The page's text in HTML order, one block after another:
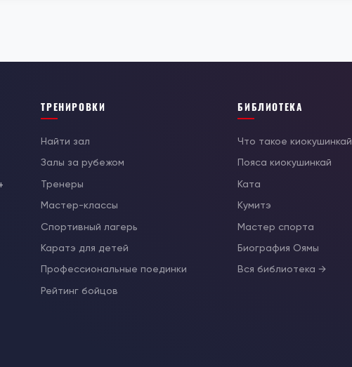
ТРЕНИРОВКИ
Найти зал
Залы за рубежом
Тренеры
Мастер-классы
Спортивный лагерь
Каратэ для детей
Профессиональные поединки
Рейтинг бойцов
БИБЛИОТЕКА
Что такое киокушинкай
Пояса киокушинкай
Ката
Кумитэ
Мастер спорта
Биография Оямы
Вся библиотека →